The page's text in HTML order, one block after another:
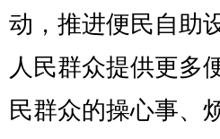
动，推进便民自助
人民群众提供更多
民群众的操心事、